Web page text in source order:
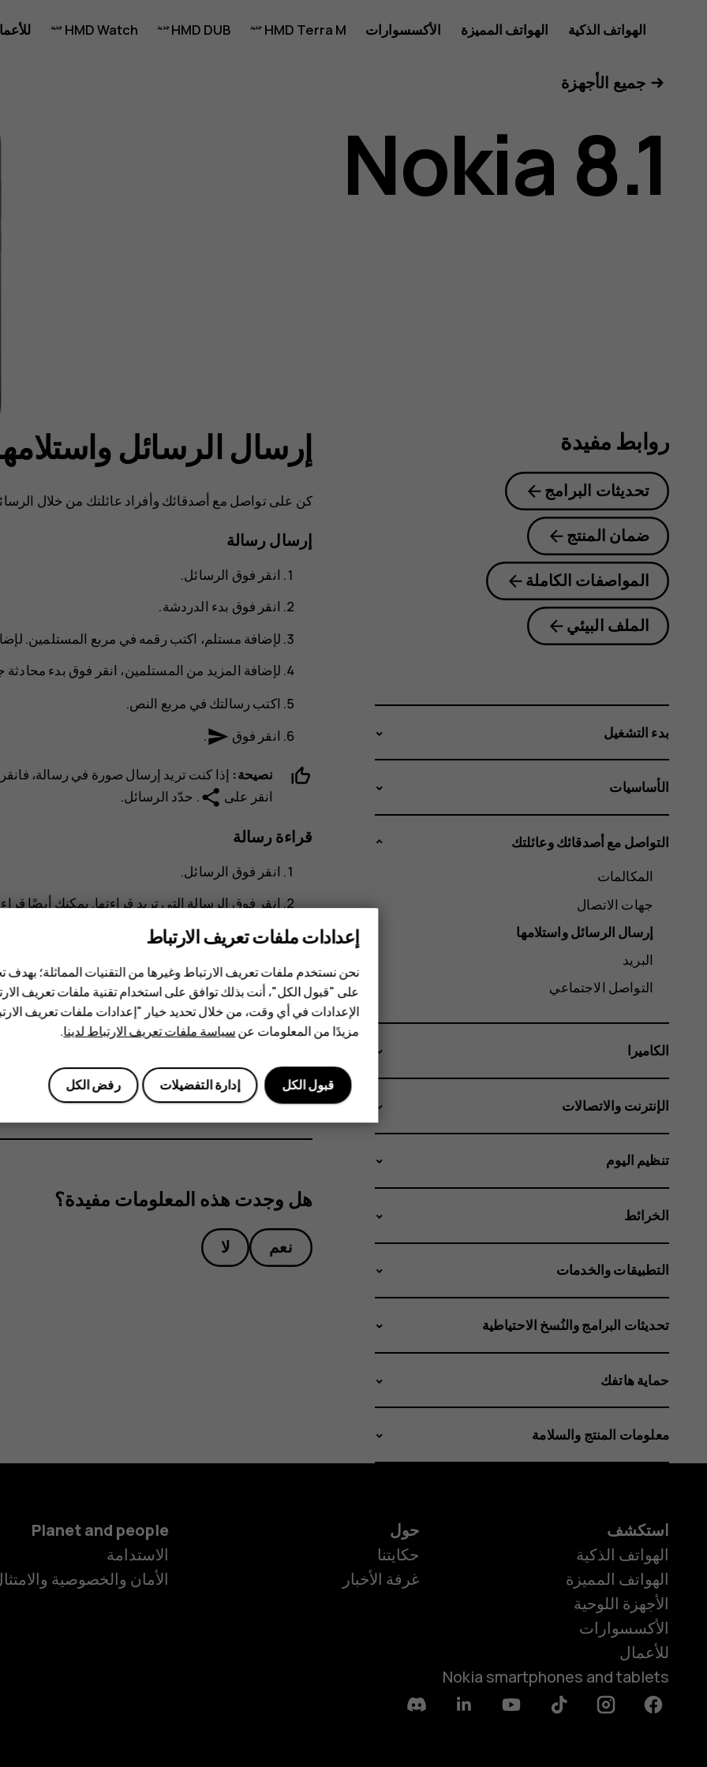
دليل
مستخدم
هاتف
الهواتف الذكية الهواتف المميزة الأكسسوارات HMD Terra M
HMD DUB
HMD Watch
الهواتف الذكية
جميع الأجهزة
Nokia 8.1
إرسال الرسائل
كن على تواصل مع أصدقائك وأفراد عائلتك من خلال
إرسال رسالة
انقر فوق الرسائل.
انقر فوق بدء الدردشة.
لإضافة مستلم، اكتب رقمه في مربع المستلمين.
لإضافة المزيد من المستلمين، انقر فوق بدء محادثة
اكتب رسالتك في مربع النص.
انقر فوق send
.
نصيحة: إذا كنت تريد إرسال صورة في رسالة،
انقر على share. حدّد الرسائل.
قراءة رسالة
انقر فوق الرسائل.
انقر فوق الرسالة التي تريد قراءتها. يمكنك أيضًا
الشاشة، ثم انقر فوق الرسالة.
الرد على رسالة
انقر فوقالرسائل.
انقر فوق الرسالة التي تريد الرد عليها.
اكتب ردك في مربع النص أسفل الرسالة، ثم انقر فوق
هل وجدت هذه المعلومات مفيدة؟
نعم لا
روابط مفيدة
تحديثات البرامج
ضمان المنتج
المواصفات الكاملة
الملف البيئي
بدء التشغيل
الأساسيات
التواصل مع أصدقائك وعائلتك
المكالمات
جهات الاتصال
إرسال الرسائل واستلامها
البريد
التواصل الاجتماعي
الكاميرا
الإنترنت والاتصالات
تنظيم اليوم
الخرائط
التطبيقات والخدمات
تحديثات البرامج والنُسخ الاحتياطية
حماية هاتفك
معلومات المنتج والسلامة
استكشف
الهواتف الذكية
الهواتف المميزة
الأجهزة اللوحية
الأكسسوارات
للأعمال
Nokia smartphones and tablets
حول
حكايتنا
غرفة الأخبار
Planet and people
الاستدامة
الأمان والخصوصية
Facebook
Instagram
Tiktok
Youtube
Linkedin
Discord
إعدادات ملفات تعريف الارتباط
نحن نستخدم ملفات تعريف الارتباط وغيرها من التقنيات المماثلة؛
على "قبول الكل"، أنت بذلك توافق على استخدام تقنية ملفات تعريف
الإعدادات في أي وقت، من خلال تحديد خيار "إعدادات ملفات تعريف
مزيدًا من المعلومات عنسياسة ملفات تعريف الارتباط لدينا.
رفض الكل إدارة التفضيلات قبول الكل